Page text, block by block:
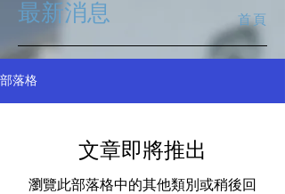
​最新消息 首頁
部落格
文章即將推出
瀏覽此部落格中的其他類別或稍後回